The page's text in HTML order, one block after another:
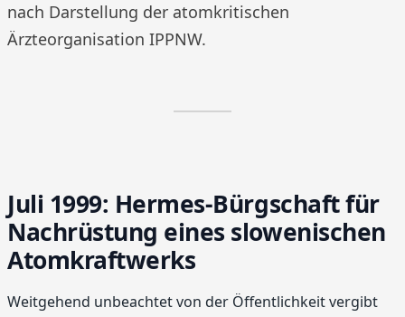
nach Darstellung der atomkritischen
Ärzteorganisation IPPNW.
Juli 1999: Hermes-Bürgschaft für
Nachrüstung eines slowenischen
Atomkraftwerks
Weitgehend unbeachtet von der Öffentlichkeit vergibt